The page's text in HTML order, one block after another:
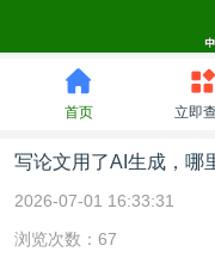
首页 立即
写论文用了AI生成，哪
2026-07-01 16:33:31
浏览次数：67